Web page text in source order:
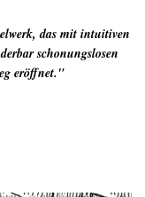
das mit intuitiven
schonungslosen
eröffnet."